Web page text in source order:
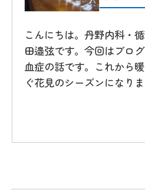
こんにちは。丹野内科・
田邉弦です。今回はブロ
血症の話です。これから
ぐ花見のシーズンになり